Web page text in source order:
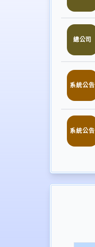
總公司
系統公告
系統公告